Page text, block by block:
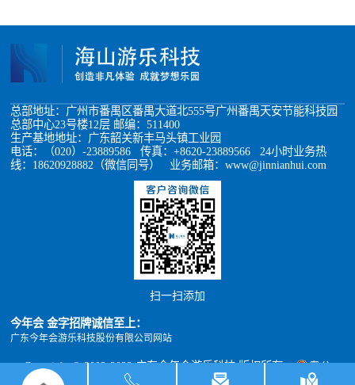
总部地址：广州市番禺区番禺大道北555号广州番禺天安节能科技园
总部中心23号楼12层 邮编：511400
生产基地地址：广东韶关新丰马头镇工业园
电话：（020）-23889586 传真：+8620-23889566 24小时业务热
线：18620928882（微信同号） 业务邮箱：www@jinnianhui.com
扫一扫添加
今年会 金字招牌诚信至上：
广东今年会游乐科技股份有限公司网站
Copyright © 2002-2022 广东今年会游乐科技 版权所有
粤公
网安备 44011302000493号
粤ICP备05012398号 xml地图